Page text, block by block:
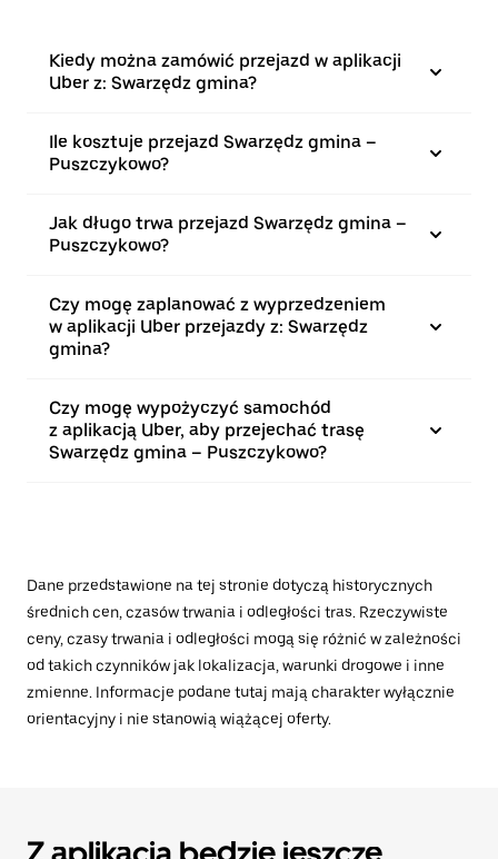
Kiedy można zamówić przejazd w aplikacji
Uber z: Swarzędz gmina?
Ile kosztuje przejazd Swarzędz gmina –
Puszczykowo?
Jak długo trwa przejazd Swarzędz gmina –
Puszczykowo?
Czy mogę zaplanować z wyprzedzeniem
w aplikacji Uber przejazdy z: Swarzędz
gmina?
Czy mogę wypożyczyć samochód
z aplikacją Uber, aby przejechać trasę
Swarzędz gmina – Puszczykowo?
Dane przedstawione na tej stronie dotyczą historycznych
średnich cen, czasów trwania i odległości tras. Rzeczywiste
ceny, czasy trwania i odległości mogą się różnić w zależności
od takich czynników jak lokalizacja, warunki drogowe i inne
zmienne. Informacje podane tutaj mają charakter wyłącznie
orientacyjny i nie stanowią wiążącej oferty.